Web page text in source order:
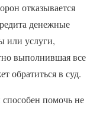
отказывается
денежные
или услуги,
выполнившая все
обратиться в суд.
помочь не